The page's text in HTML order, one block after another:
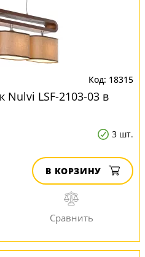
18315
Nulvi LSF-2103-03 в
3 шт.
В КОРЗИНУ